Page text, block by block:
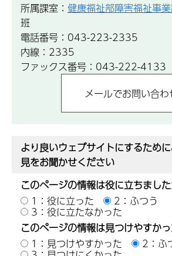
所属課室： 健康福祉部障害福祉事
班
電話番号：043-223-2335
内線：2335
ファックス番号：043-222-4133
より良いウェブサイトにするため
見をお聞かせください
このページの情報は役に立ちまし
1：役に立った
2：ふつう
3：役に立たなかった
このページの情報は見つけやすか
1：見つけやすかった
2：ふ